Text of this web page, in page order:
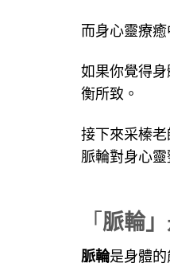
而身心靈療
如果你覺得
衡所致。
接下來采榛
脈輪對身心靈
​「脈輪
脈輪是身體